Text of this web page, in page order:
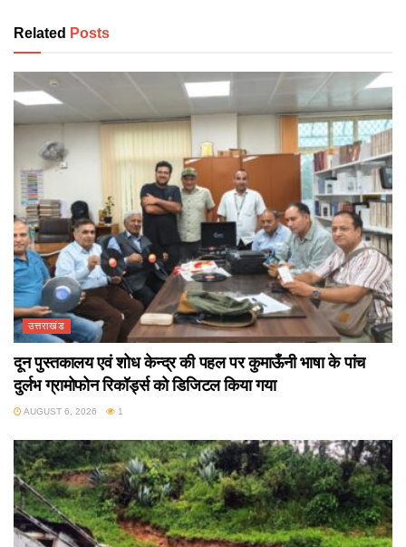
Related Posts
उत्तराखंड
दून पुस्तकालय एवं शोध केन्द्र की पहल पर कुमाऊँनी भाषा के पांच
दुर्लभ ग्रामोफोन रिकॉर्ड्स को डिजिटल किया गया
AUGUST 6, 2026 1